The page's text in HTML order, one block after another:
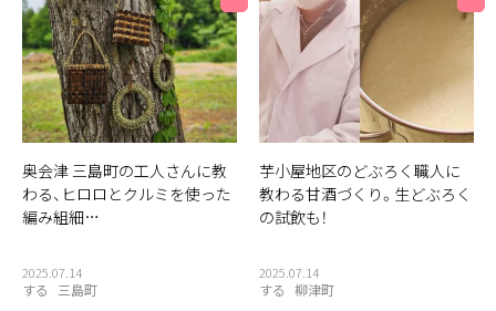
奥会津 三島町の工人さんに教
わる、ヒロロとクルミを使った
編み組細…
2025.07.14
する 三島町
芋小屋地区のどぶろく職人に
教わる甘酒づくり。生どぶろく
の試飲も！
2025.07.14
する 柳津町